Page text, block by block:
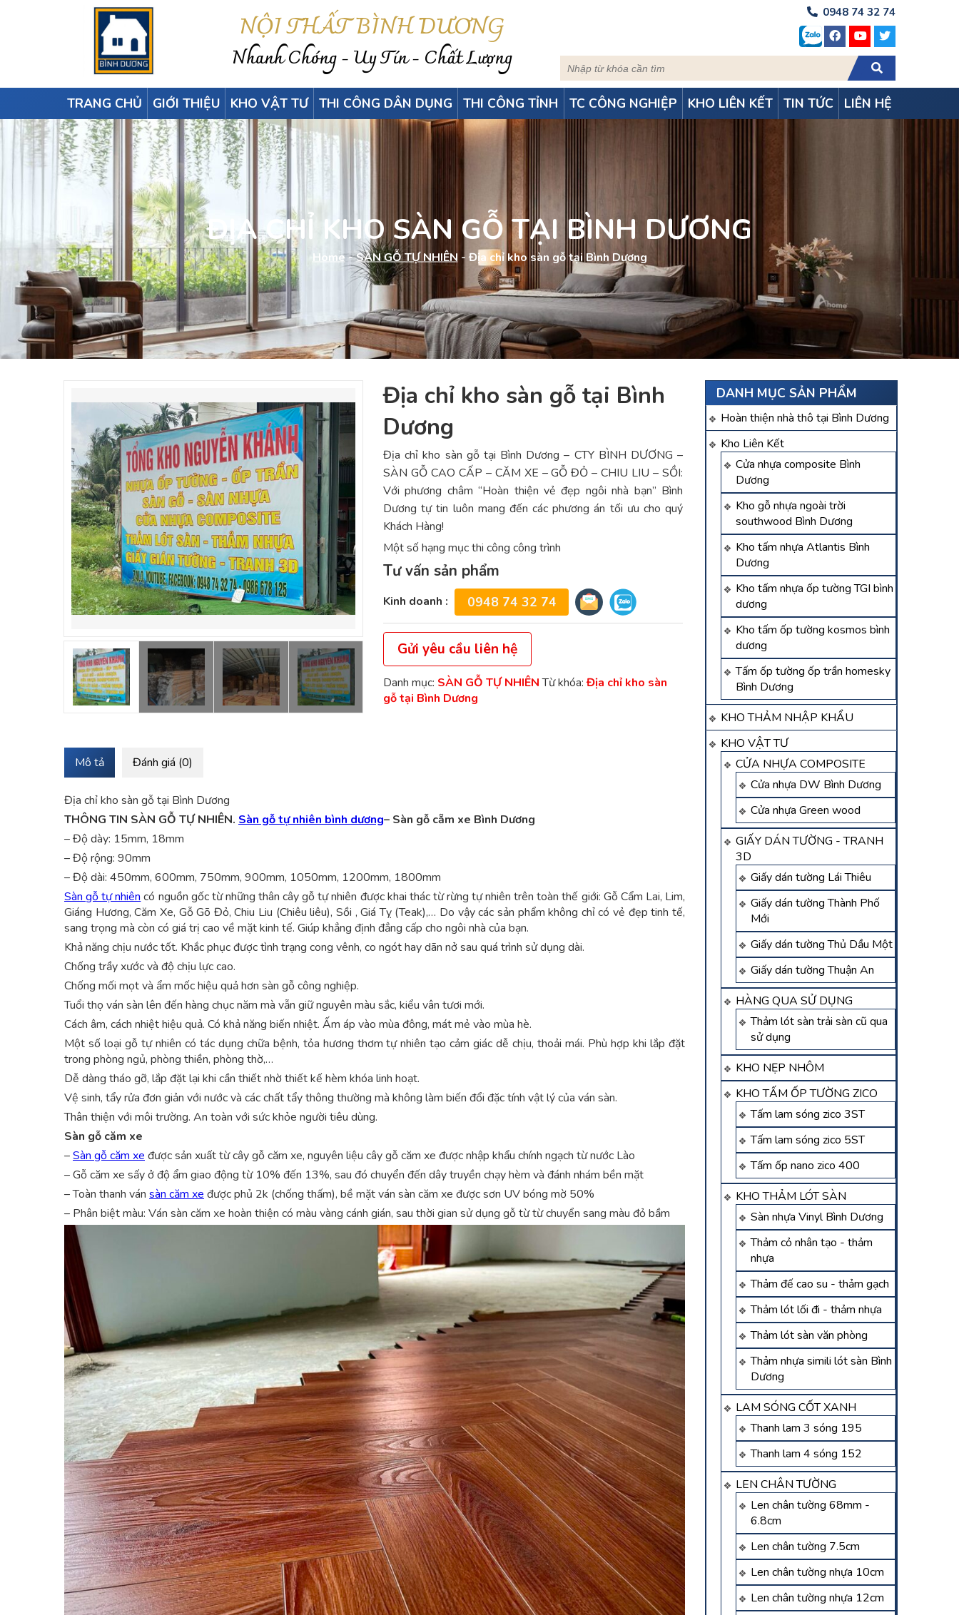
NỘI THẤT BÌNH DƯƠNG
Nhanh Chóng - Uy Tín - Chất Lượng
0948 74 32 74
TRANG CHỦ GIỚI THIỆU KHO VẬT TƯ THI CÔNG DÂN DỤNG THI CÔNG TỈNH TC CÔNG NGHIỆP KHO LIÊN KẾT TIN TỨC LIÊN HỆ
ĐỊA CHỈ KHO SÀN GỖ TẠI BÌNH DƯƠNG
Home-SÀN GỖ TỰ NHIÊN- Địa chỉ kho sàn gỗ tại Bình Dương
DANH MỤC SẢN PHẨM
Hoàn thiện nhà thô tại Bình Dương
Kho Liên Kết
Cửa nhựa composite Bình
Dương
Kho gỗ nhựa ngoài trời
southwood Bình Dương
Kho tấm nhựa Atlantis Bình
Dương
Kho tấm nhựa ốp tường TGI bình
dương
Kho tấm ốp tường kosmos bình
dương
Tấm ốp tường ốp trần homesky
Bình Dương
KHO THẢM NHẬP KHẨU
KHO VẬT TƯ
CỬA NHỰA COMPOSITE
Cửa nhựa DW Bình Dương
Cửa nhựa Green wood
GIẤY DÁN TƯỜNG - TRANH
3D
Giấy dán tường Lái Thiêu
Giấy dán tường Thành Phố
Mới
Giấy dán tường Thủ Dầu Một
Giấy dán tường Thuận An
HÀNG QUA SỬ DỤNG
Thảm lót sàn trải sàn cũ qua
sử dụng
KHO NẸP NHÔM
KHO TẤM ỐP TƯỜNG ZICO
Tấm lam sóng zico 3ST
Tấm lam sóng zico 5ST
Tấm ốp nano zico 400
KHO THẢM LÓT SÀN
Sàn nhựa Vinyl Bình Dương
Thảm cỏ nhân tạo - thảm
nhựa
Thảm đế cao su - thảm gạch
Thảm lót lối đi - thảm nhựa
Thảm lót sàn văn phòng
Thảm nhựa simili lót sàn Bình
Dương
LAM SÓNG CỐT XANH
Thanh lam 3 sóng 195
Thanh lam 4 sóng 152
LEN CHÂN TƯỜNG
Len chân tường 68mm -
6.8cm
Len chân tường 7.5cm
Len chân tường nhựa 10cm
Len chân tường nhựa 12cm
Địa chỉ kho sàn gỗ tại Bình
Dương
Địa chỉ kho sàn gỗ tại Bình Dương – CTY BÌNH DƯƠNG –
SÀN GỖ CAO CẤP – CĂM XE – GỖ ĐỎ – CHIU LIU – SỒI:
Với phương châm “Hoàn thiện vẻ đẹp ngôi nhà bạn” Bình
Dương tự tin luôn mang đến các phương án tối ưu cho quý
Khách Hàng!
Một số hạng mục thi công công trình
Tư vấn sản phẩm
Kinh doanh : 0948 74 32 74
Gửi yêu cầu liên hệ
Danh mục: SÀN GỖ TỰ NHIÊN Từ khóa:Địa chỉ kho sàn
gỗ tại Bình Dương
Mô tả Đánh giá (0)
Địa chỉ kho sàn gỗ tại Bình Dương
THÔNG TIN SÀN GỖ TỰ NHIÊN. Sàn gỗ tự nhiên bình dương– Sàn gỗ cẵm xe Bình Dương
– Độ dày: 15mm, 18mm
– Độ rộng: 90mm
– Độ dài: 450mm, 600mm, 750mm, 900mm, 1050mm, 1200mm, 1800mm
Sàn gỗ tự nhiên có nguồn gốc từ những thân cây gỗ tự nhiên được khai thác từ rừng tự nhiên trên toàn thế giới: Gỗ Cẩm Lai, Lim,
Giáng Hương, Căm Xe, Gỗ Gõ Đỏ, Chiu Liu (Chiêu liêu), Sồi , Giá Tỵ (Teak),… Do vậy các sản phẩm không chỉ có vẻ đẹp tinh tế,
sang trọng mà còn có giá trị cao về mặt kinh tế. Giúp khẳng định đẳng cấp cho ngôi nhà của bạn.
Khả năng chịu nước tốt. Khắc phục được tình trạng cong vênh, co ngót hay dãn nở sau quá trình sử dụng dài.
Chống trầy xước và độ chịu lực cao.
Chống mối mọt và ẩm mốc hiệu quả hơn sàn gỗ công nghiệp.
Tuổi thọ ván sàn lên đến hàng chục năm mà vẫn giữ nguyên màu sắc, kiểu vân tươi mới.
Cách âm, cách nhiệt hiệu quả. Có khả năng biến nhiệt. Ấm áp vào mùa đông, mát mẻ vào mùa hè.
Một số loại gỗ tự nhiên có tác dụng chữa bệnh, tỏa hương thơm tự nhiên tạo cảm giác dễ chịu, thoải mái. Phù hợp khi lắp đặt
trong phòng ngủ, phòng thiền, phòng thờ,…
Dễ dàng tháo gỡ, lắp đặt lại khi cần thiết nhờ thiết kế hèm khóa linh hoạt.
Vệ sinh, tẩy rửa đơn giản với nước và các chất tẩy thông thường mà không làm biến đổi đặc tính vật lý của ván sàn.
Thân thiện với môi trường. An toàn với sức khỏe người tiêu dùng.
Sàn gỗ căm xe
–Sàn gỗ căm xe được sản xuất từ cây gỗ căm xe, nguyên liệu cây gỗ căm xe được nhập khẩu chính ngạch từ nước Lào
– Gỗ căm xe sấy ở độ ẩm giao động từ 10% đến 13%, sau đó chuyển đến dây truyền chạy hèm và đánh nhám bền mặt
– Toàn thanh ván sàn căm xe được phủ 2k (chống thấm), bề mặt ván sàn căm xe được sơn UV bóng mờ 50%
– Phân biệt màu: Ván sàn căm xe hoàn thiện có màu vàng cánh gián, sau thời gian sử dụng gỗ từ từ chuyển sang màu đỏ bầm